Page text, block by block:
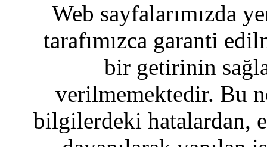
Web sayfalarımızda
tarafımızca garanti
bir getirinin
verilmemektedir. Bu
bilgilerdeki hatalardan,